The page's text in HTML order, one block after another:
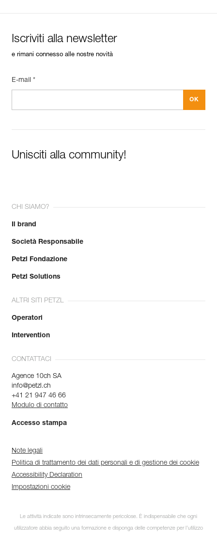
Iscriviti alla newsletter
e rimani connesso alle nostre novità
E-mail *
Unisciti alla community!
CHI SIAMO?
Il brand
Società Responsabile
Petzl Fondazione
Petzl Solutions
ALTRI SITI PETZL
Operatori
Intervention
CONTATTACI
Agence 10ch SA
info@petzl.ch
+41 21 947 46 66
Modulo di contatto
Accesso stampa
Note legali
Politica di trattamento dei dati personali e di gestione dei cookie
Accessibility Declaration
Impostazioni cookie
Le attività indicate sono intrinsecamente pericolose. È indispensabile che ogni
utilizzatore abbia seguito una formazione e disponga delle competenze per l’utilizzo